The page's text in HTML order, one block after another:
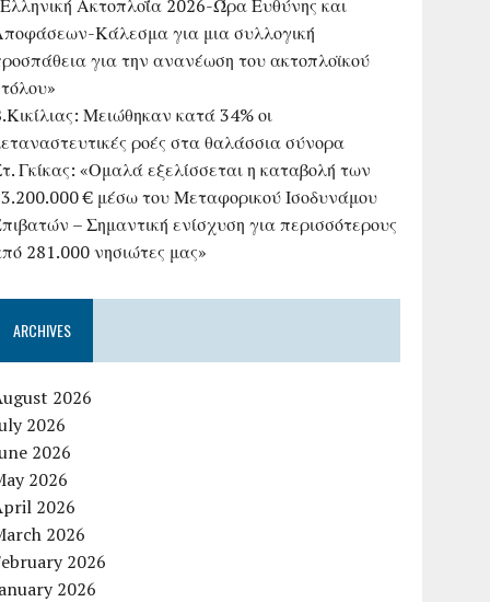
Ακτοπλοΐα 2026-Ώρα Ευθύνης και
Κάλεσμα για μια συλλογική
για την ανανέωση του ακτοπλοϊκού
Μειώθηκαν κατά 34% οι
ροές στα θαλάσσια σύνορα
Γκίκας: «Ομαλά εξελίσσεται η καταβολή των
€ μέσω του Μεταφορικού Ισοδυνάμου
– Σημαντική ενίσχυση για περισσότερους
281.000 νησιώτες μας»
ARCHIVES
2026
2026
2026
2026
2026
2026
2026
2026